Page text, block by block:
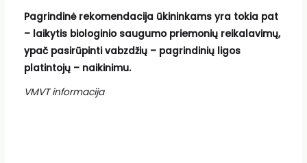
Pagrindinė rekomendacija ūkininkams yra tokia pat
– laikytis biologinio saugumo priemonių reikalavimų,
ypač pasirūpinti vabzdžių – pagrindinių ligos
platintojų – naikinimu.
VMVT informacija